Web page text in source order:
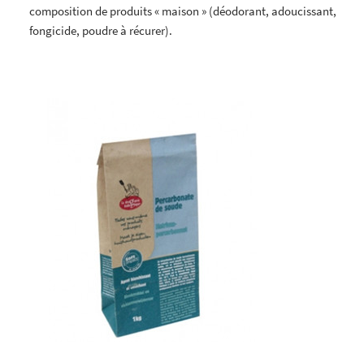
composition de produits « maison » (déodorant, adoucissant,
fongicide, poudre à récurer).